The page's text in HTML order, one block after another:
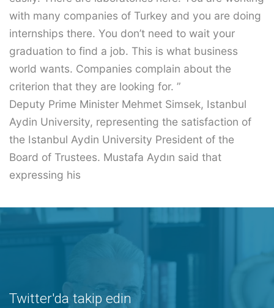
with many companies of Turkey and you are doing
internships there. You don’t need to wait your
graduation to find a job. This is what business
world wants. Companies complain about the
criterion that they are looking for. ”
Deputy Prime Minister Mehmet Simsek, Istanbul
Aydin University, representing the satisfaction of
the Istanbul Aydin University President of the
Board of Trustees. Mustafa Aydın said that
expressing his
Twitter'da takip edin